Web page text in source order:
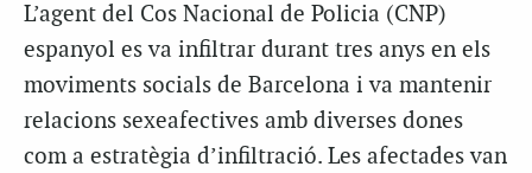
L’agent del Cos Nacional de Policia (CNP)
espanyol es va infiltrar durant tres anys en els
moviments socials de Barcelona i va mantenir
relacions sexeafectives amb diverses dones
com a estratègia d’infiltració. Les afectades van